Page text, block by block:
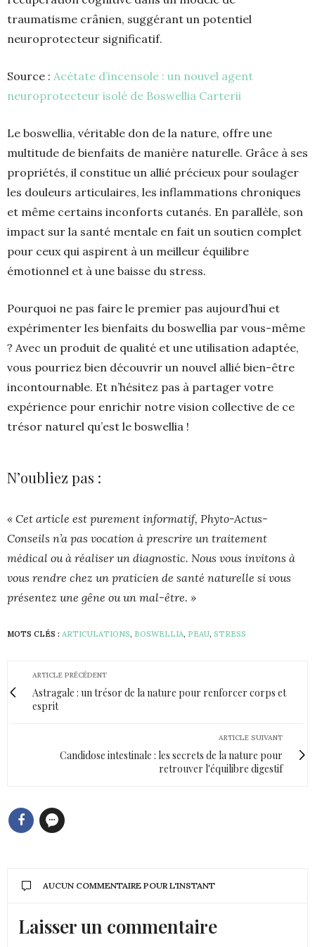
traumatisme crânien, suggérant un potentiel
neuroprotecteur significatif.
Source : Acétate d’incensole : un nouvel agent
neuroprotecteur isolé de Boswellia Carterii
Le boswellia, véritable don de la nature, offre une
multitude de bienfaits de manière naturelle. Grâce à ses
propriétés, il constitue un allié précieux pour soulager
les douleurs articulaires, les inflammations chroniques
et même certains inconforts cutanés. En parallèle, son
impact sur la santé mentale en fait un soutien complet
pour ceux qui aspirent à un meilleur équilibre
émotionnel et à une baisse du stress.
Pourquoi ne pas faire le premier pas aujourd’hui et
expérimenter les bienfaits du boswellia par vous-même
? Avec un produit de qualité et une utilisation adaptée,
vous pourriez bien découvrir un nouvel allié bien-être
incontournable. Et n’hésitez pas à partager votre
expérience pour enrichir notre vision collective de ce
trésor naturel qu’est le boswellia !
N’oubliez pas :
« Cet article est purement informatif, Phyto-Actus-
Conseils n’a pas vocation à prescrire un traitement
médical ou à réaliser un diagnostic. Nous vous invitons à
vous rendre chez un praticien de santé naturelle si vous
présentez une gêne ou un mal-être. »
MOTS CLÉS : ARTICULATIONS, BOSWELLIA, PEAU, STRESS
ARTICLE PRÉCÉDENT
Astragale : un trésor de la nature pour renforcer corps et
esprit
ARTICLE SUIVANT
Candidose intestinale : les secrets de la nature pour
retrouver l'équilibre digestif
AUCUN COMMENTAIRE POUR L'INSTANT
Laisser un commentaire